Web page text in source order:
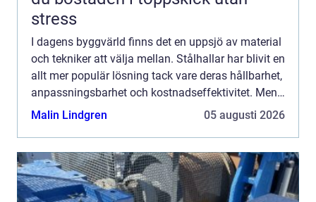
stress
I dagens byggvärld finns det en uppsjö av material
och tekniker att välja mellan. Stålhallar har blivit en
allt mer populär lösning tack vare deras hållbarhet,
anpassningsbarhet och kostnadseffektivitet. Men
vad &...
Malin Lindgren 05 augusti 2026